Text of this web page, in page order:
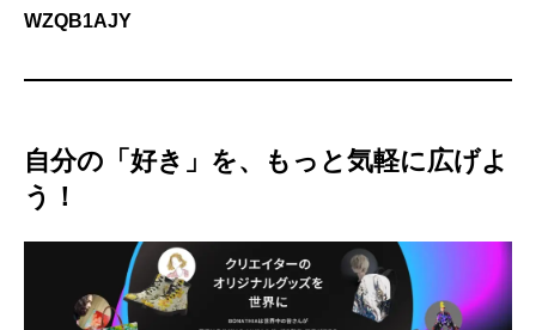
WZQB1AJY
自分の「好き」を、もっと気軽に広げよ
う！